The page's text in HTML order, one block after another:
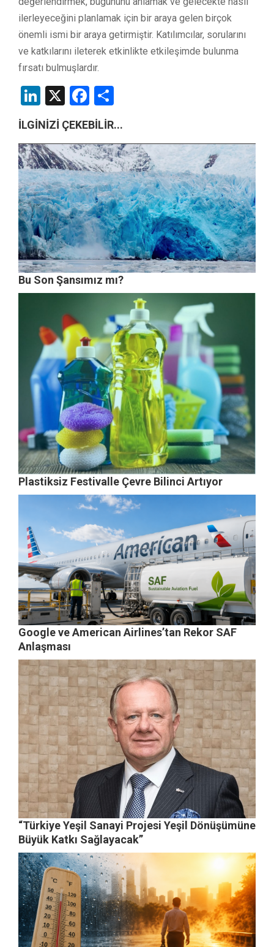
ilerleyeceğini planlamak için bir araya gelen birçok
önemli ismi bir araya getirmiştir. Katılımcılar, sorularını
ve katkılarını ileterek etkinlikte etkileşimde bulunma
fırsatı bulmuşlardır.
LinkedIn
X Facebook
İLGİNİZİ ÇEKEBİLİR...
Bu Son Şansımız mı?
Plastiksiz Festivalle Çevre Bilinci Artıyor
Google ve American Airlines’tan Rekor SAF
Anlaşması
“Türkiye Yeşil Sanayi Projesi Yeşil Dönüşümüne
Büyük Katkı Sağlayacak”